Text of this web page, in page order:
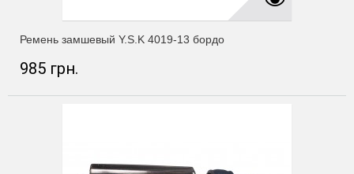
Ремень замшевый Y.S.K 4019-13 бордо
985 грн.